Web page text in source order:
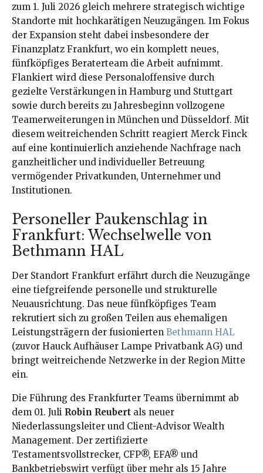
zum 1. Juli 2026 gleich mehrere strategisch wichtige
Standorte mit hochkarätigen Neuzugängen. Im Fokus
der Expansion steht dabei insbesondere der
Finanzplatz Frankfurt, wo ein komplett neues,
fünfköpfiges Beraterteam die Arbeit aufnimmt.
Flankiert wird diese Personaloffensive durch
gezielte Verstärkungen in Hamburg und Stuttgart
sowie durch bereits zu Jahresbeginn vollzogene
Teamerweiterungen in München und Düsseldorf. Mit
diesem weitreichenden Schritt reagiert Merck Finck
auf eine kontinuierlich anziehende Nachfrage nach
ganzheitlicher und individueller Betreuung
vermögender Privatkunden, Unternehmer und
Institutionen.
Personeller Paukenschlag in
Frankfurt: Wechselwelle von
Bethmann HAL
Der Standort Frankfurt erfährt durch die Neuzugänge
eine tiefgreifende personelle und strukturelle
Neuausrichtung. Das neue fünfköpfiges Team
rekrutiert sich zu großen Teilen aus ehemaligen
Leistungsträgern der fusionierten Bethmann HAL
(zuvor Hauck Aufhäuser Lampe Privatbank AG) und
bringt weitreichende Netzwerke in der Region Mitte
ein.
Die Führung des Frankfurter Teams übernimmt ab
dem 01. Juli Robin Reubert als neuer
Niederlassungsleiter und Client-Advisor Wealth
Management. Der zertifizierte
Testamentsvollstrecker, CFP®, EFA® und
Bankbetriebswirt verfügt über mehr als 15 Jahre